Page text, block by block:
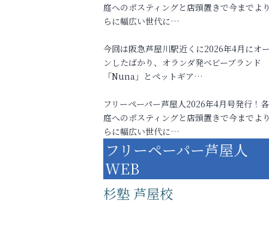
庭へのポスティングと店頭置きで今までよ
らに幅広い世代に…
今回は阪急芦屋川駅近くに2026年4月にオ
ンしたばかり、オランダ発ベビーブランド
「Nuna」とペットギア…
フリーペーパー芦屋人2026年4月号発行！
庭へのポスティングと店頭置きで今までよ
らに幅広い世代に…
フリーペーパー芦屋人
WEB
杉塾 芦屋校